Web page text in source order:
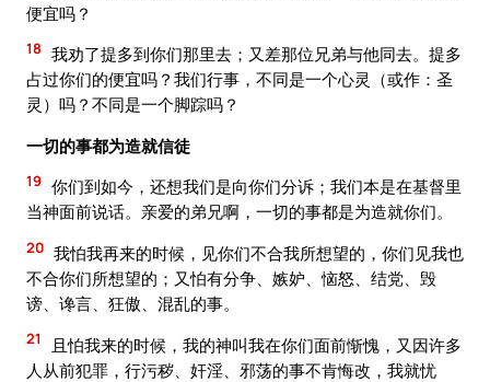
便宜吗？
18 我劝了提多到你们那里去；又差那位兄弟与他同去。提多
占过你们的便宜吗？我们行事，不同是一个心灵（或作：圣
灵）吗？不同是一个脚踪吗？
一切的事都为造就信徒
19 你们到如今，还想我们是向你们分诉；我们本是在基督里
当神面前说话。亲爱的弟兄啊，一切的事都是为造就你们。
20 我怕我再来的时候，见你们不合我所想望的，你们见我也
不合你们所想望的；又怕有分争、嫉妒、恼怒、结党、毁
谤、谗言、狂傲、混乱的事。
21
且怕我来的时候，我的神叫我在你们面前惭愧，又因许多
人从前犯罪，行污秽、奸淫、邪荡的事不肯悔改，我就忧